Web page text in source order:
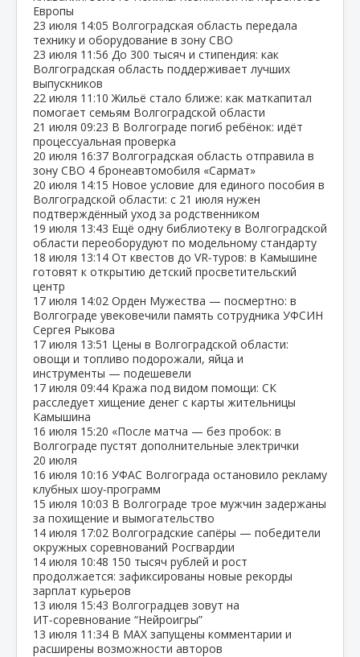
Европы
23 июля 14:05 Волгоградская область передала
технику и оборудование в зону СВО
23 июля 11:56 До 300 тысяч и стипендия: как
Волгоградская область поддерживает лучших
выпускников
22 июля 11:10 Жильё стало ближе: как маткапитал
помогает семьям Волгоградской области
21 июля 09:23 В Волгограде погиб ребёнок: идёт
процессуальная проверка
20 июля 16:37 Волгоградская область отправила в
зону СВО 4 бронеавтомобиля «Сармат»
20 июля 14:15 Новое условие для единого пособия в
Волгоградской области: с 21 июля нужен
подтверждённый уход за родственником
19 июля 13:43 Ещё одну библиотеку в Волгоградской
области переоборудуют по модельному стандарту
18 июля 13:14 От квестов до VR‑туров: в Камышине
готовят к открытию детский просветительский
центр
17 июля 14:02 Орден Мужества — посмертно: в
Волгограде увековечили память сотрудника УФСИН
Сергея Рыкова
17 июля 13:51 Цены в Волгоградской области:
овощи и топливо подорожали, яйца и
инструменты — подешевели
17 июля 09:44 Кража под видом помощи: СК
расследует хищение денег с карты жительницы
Камышина
16 июля 15:20 «После матча — без пробок: в
Волгограде пустят дополнительные электрички
20 июля
16 июля 10:16 УФАС Волгограда остановило рекламу
клубных шоу‑программ
15 июля 10:03 В Волгограде трое мужчин задержаны
за похищение и вымогательство
14 июля 17:02 Волгоградские сапёры — победители
окружных соревнований Росгвардии
14 июля 10:48 150 тысяч рублей и рост
продолжается: зафиксированы новые рекорды
зарплат курьеров
13 июля 15:43 Волгоградцев зовут на
ИТ‑соревнование “Нейроигры”
13 июля 11:34 В МАХ запущены комментарии и
расширены возможности авторов